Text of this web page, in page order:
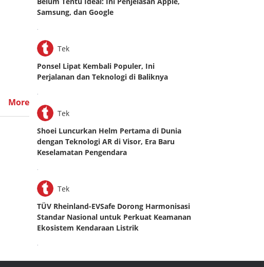
More
Samsung, dan Google
.
Tek
Ponsel Lipat Kembali Populer, Ini
Perjalanan dan Teknologi di Baliknya
.
Tek
Shoei Luncurkan Helm Pertama di Dunia
dengan Teknologi AR di Visor, Era Baru
Keselamatan Pengendara
.
Tek
TÜV Rheinland-EVSafe Dorong Harmonisasi
Standar Nasional untuk Perkuat Keamanan
Ekosistem Kendaraan Listrik
.